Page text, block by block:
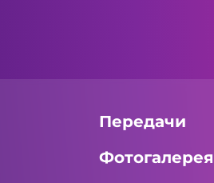
Передачи
Фотогалерея